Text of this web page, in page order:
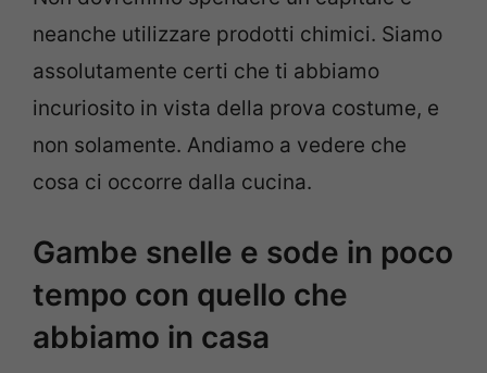
neanche utilizzare prodotti chimici. Siamo
assolutamente certi che ti abbiamo
incuriosito in vista della prova costume, e
non solamente. Andiamo a vedere che
cosa ci occorre dalla cucina.
Gambe snelle e sode in poco
tempo con quello che
abbiamo in casa